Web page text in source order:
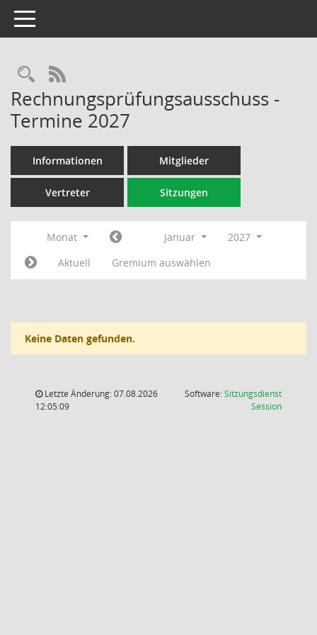
Toggle navigation
Rechercheauswahl
RSS-Feed
Rechnungsprüfungsausschuss -
Termine 2027
Informationen Mitglieder
Vertreter Sitzungen
Monat Januar
2027
Aktuell
Gremium auswählen
Keine Daten gefunden.
Letzte Änderung: 07.08.2026
12:05:09
Software:Sitzungsdienst
Session(Wird in